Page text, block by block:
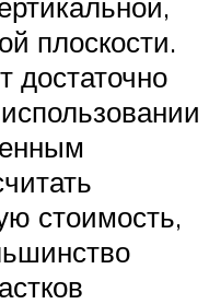
плоскости.
достаточно
стоимость,